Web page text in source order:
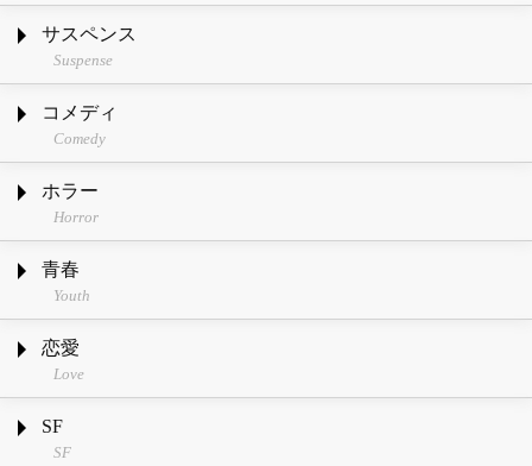
サスペンス
Suspense
コメディ
Comedy
ホラー
Horror
青春
Youth
恋愛
Love
SF
SF